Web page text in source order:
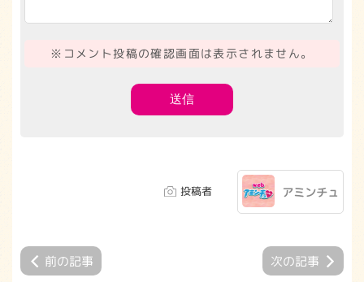
※コメント投稿の確認画面は表示されません。
投稿者 アミンチュ
前の記事 次の記事